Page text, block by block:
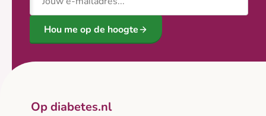
Hou me op de hoogte
Op diabetes.nl